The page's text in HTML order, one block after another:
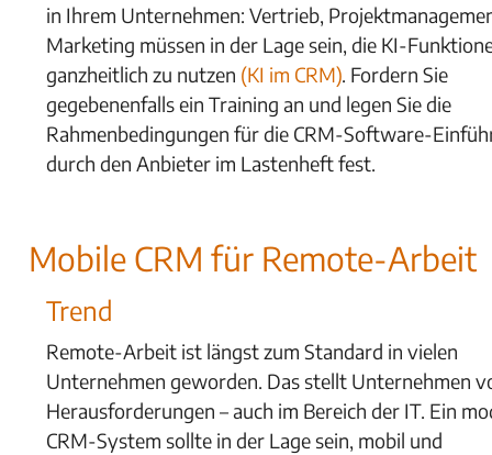
in Ihrem Unternehmen: Vertrieb,
Marketing müssen in der Lage sein, die KI-
ganzheitlich zu nutzen (KI im CRM). Fordern Sie
gegebenenfalls ein Training an und legen Sie die
Rahmenbedingungen für die CRM-Software-
durch den Anbieter im Lastenheft fest.
Mobile CRM für Remote-Arbeit
Trend
Remote-Arbeit ist längst zum Standard in vielen
Unternehmen geworden. Das stellt Unternehmen
Herausforderungen – auch im Bereich der IT. Ein
CRM-System sollte in der Lage sein, mobil und